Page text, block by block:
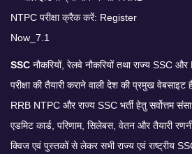
SSC नौकरियों, रेलवे नौकरियों तथा राज्य SSC और
परीक्षा की तैयारी कराने वाली देश की प्रमुख वेबसाइट
RRB NTPC और राज्य SSC भर्ती हेतु सर्वोत्तम
एडमिट कार्ड, परिणाम, सिलेबस, वेतन और तैयारी
क्विज एवं पुस्तकों से लेकर सभी राज्य एवं राष्ट्रीय